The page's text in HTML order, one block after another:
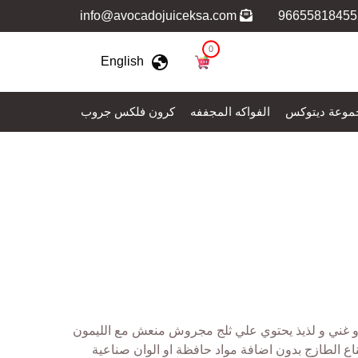
0
English
ديتوكس الفواكه المجففه كرون فلكس جروب
غني و لذيذ يحتوي علي ثلج مجروش منعش مع الليمون
الطازج بدون اضافة مواد حافظة او الوان صناعية